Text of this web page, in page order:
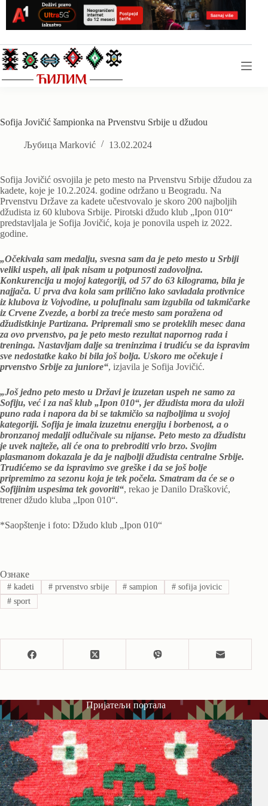
content
Sofija Jovičić šampionka na Prvenstvu Srbije u džudou
Љубица Marković 13.02.2024
Sofija Jovičić osvojila je peto mesto na Prvenstvu Srbije džudou za
kadete, koje je 10.2.2024. godine održano u Beogradu. Na
Prvenstvu Države za kadete učestvovalo je skoro 200 najboljih
džudista iz 60 klubova Srbije. Pirotski džudo klub „Ipon 010“
predstavljala je Sofija Jovičić, koja je ponovila uspeh iz 2022.
godine.
„Očekivala sam medalju, svesna sam da je peto mesto u Srbiji
veliki uspeh, ali ipak nisam u potpunosti zadovoljna.
Кonkurencija u mojoj kategoriji, od 57 do 63 kilograma, bila je
najjača. U prva dva kola sam prilično lako savladala protivnice
iz klubova iz Vojvodine, u polufinalu sam izgubila od takmičarke
iz Crvene Zvezde, a borbi za treće mesto sam poražena od
džudistkinje Partizana. Pripremali smo se proteklih mesec dana
za ovo prvenstvo, pa je peto mesto rezultat napornog rada i
treninga. Nastavljam dalje sa treninzima i trudiću se da ispravim
sve nedostatke kako bi bila još bolja. Uskoro me očekuje i
prvenstvo Srbije za juniore“, izjavila je Sofija Jovičić.
„Još jedno peto mesto u Državi je izuzetan uspeh ne samo za
Sofiju, već i za naš klub „Ipon 010“, jer džudista mora da uloži
puno rada i napora da bi se takmičio sa najboljima u svojoj
kategoriji. Sofija je imala izuzetnu energiju i borbenost, a o
bronzanoj medalji odlučivale su nijanse. Peto mesto za džudistu
je uvek najteže, ali će ona to prebroditi vrlo brzo. Svojim
plasmanom dokazala je da je najbolji džudista centralne Srbije.
Trudićemo se da ispravimo sve greške i da se još bolje
pripremimo za sezonu koja je tek počela. Smatram da će se o
Sofijinim uspesima tek govoriti“, rekao je Danilo Drašković,
trener džudo kluba „Ipon 010“.
*Saopštenje i foto: Džudo klub „Ipon 010“
Ознаке
#kadeti #prvenstvo srbije # sampion # sofija jovicic
#sport
Пријатељи портала